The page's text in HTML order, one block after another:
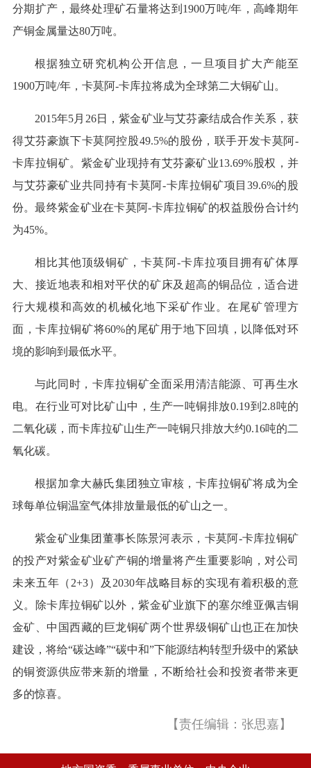
分期扩产，最终处理矿石量将达到1900万吨/年，高峰期年
产铜金属量达80万吨。
根据独立研究机构公开信息，一旦项目扩大产能至
1900万吨/年，卡莫阿-卡库拉将成为全球第二大铜矿山。
2015年5月26日，紫金矿业与艾芬豪结成合作关系，获
得艾芬豪旗下卡莫阿控股49.5%的股份，联手开发卡莫阿-
卡库拉铜矿。紫金矿业现持有艾芬豪矿业13.69%股权，并
与艾芬豪矿业共同持有卡莫阿-卡库拉铜矿项目39.6%的股
份。最终紫金矿业在卡莫阿-卡库拉铜矿的权益股份合计约
为45%。
相比其他顶级铜矿，卡莫阿-卡库拉项目拥有矿体厚
大、接近地表和相对平伏的矿床及超高的铜品位，适合进
行大规模和高效的机械化地下采矿作业。在尾矿管理方
面，卡库拉铜矿将60%的尾矿用于地下回填，以降低对环
境的影响到最低水平。
与此同时，卡库拉铜矿全面采用清洁能源、可再生水
电。在行业可对比矿山中，生产一吨铜排放0.19到2.8吨的
二氧化碳，而卡库拉矿山生产一吨铜只排放大约0.16吨的二
氧化碳。
根据加拿大赫氏集团独立审核，卡库拉铜矿将成为全
球每单位铜温室气体排放量最低的矿山之一。
紫金矿业集团董事长陈景河表示，卡莫阿-卡库拉铜矿
的投产对紫金矿业矿产铜的增量将产生重要影响，对公司
未来五年（2+3）及2030年战略目标的实现有着积极的意
义。除卡库拉铜矿以外，紫金矿业旗下的塞尔维亚佩吉铜
金矿、中国西藏的巨龙铜矿两个世界级铜矿山也正在加快
建设，将给“碳达峰”“碳中和”下能源结构转型升级中的紧缺
的铜资源供应带来新的增量，不断给社会和投资者带来更
多的惊喜。
【责任编辑：张思嘉】